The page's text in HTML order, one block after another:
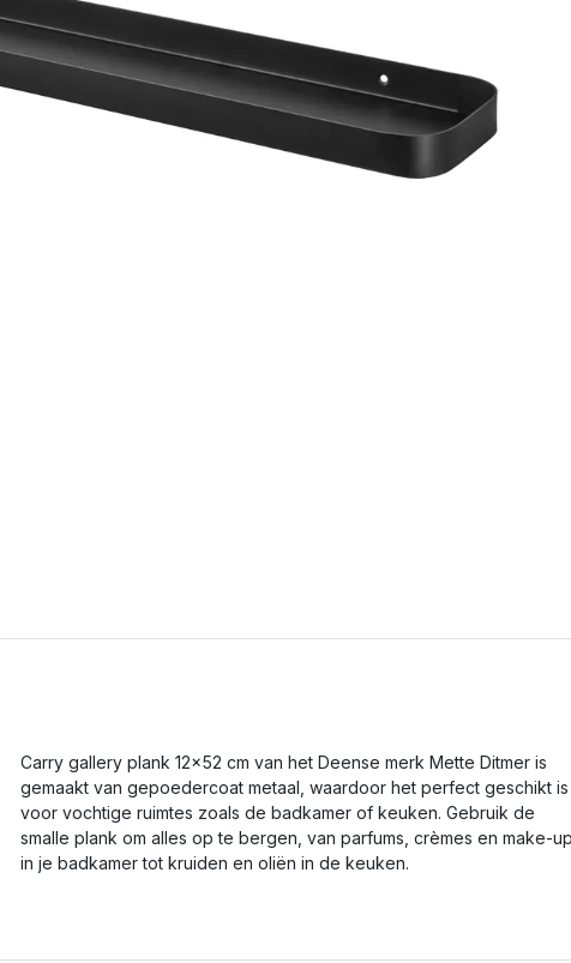
Carry gallery plank 12x52 cm van het Deense merk Mette Ditmer is
gemaakt van gepoedercoat metaal, waardoor het perfect geschikt is
voor vochtige ruimtes zoals de badkamer of keuken. Gebruik de
smalle plank om alles op te bergen, van parfums, crèmes en make-
in je badkamer tot kruiden en oliën in de keuken.